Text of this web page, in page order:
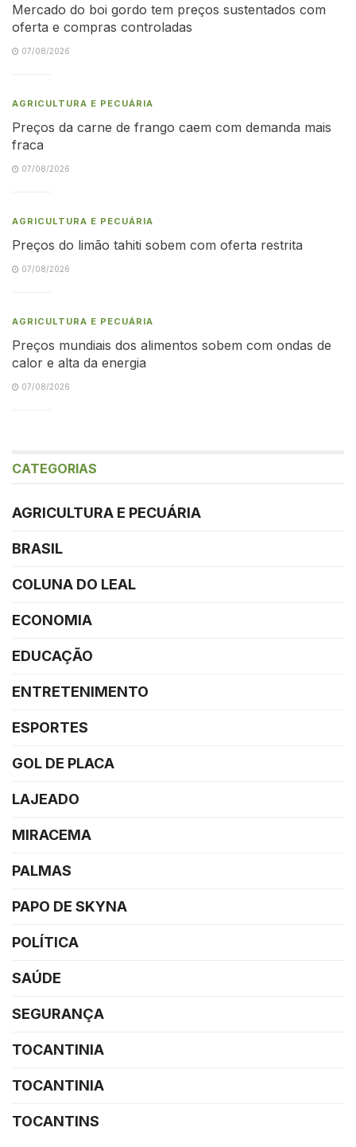
Mercado do boi gordo tem preços sustentados com
oferta e compras controladas
07/08/2026
AGRICULTURA E PECUÁRIA
Preços da carne de frango caem com demanda mais
fraca
07/08/2026
AGRICULTURA E PECUÁRIA
Preços do limão tahiti sobem com oferta restrita
07/08/2026
AGRICULTURA E PECUÁRIA
Preços mundiais dos alimentos sobem com ondas de
calor e alta da energia
07/08/2026
CATEGORIAS
AGRICULTURA E PECUÁRIA
BRASIL
COLUNA DO LEAL
ECONOMIA
EDUCAÇÃO
ENTRETENIMENTO
ESPORTES
GOL DE PLACA
LAJEADO
MIRACEMA
PALMAS
PAPO DE SKYNA
POLÍTICA
SAÚDE
SEGURANÇA
TOCANTINIA
TOCANTINIA
TOCANTINS